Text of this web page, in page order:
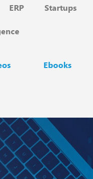
ERP Startups
Ebooks